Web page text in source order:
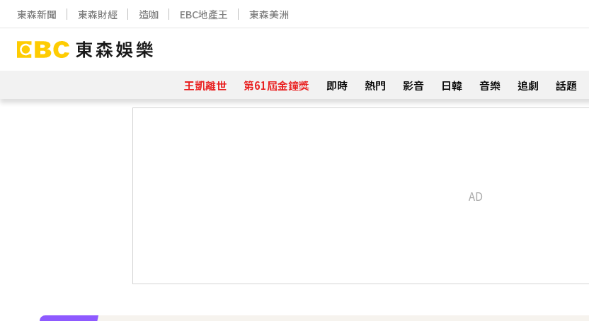
東森新聞 東森財經 造咖 EBC地產王 東森美洲
王凱離世 第61屆金鐘獎 即時 熱門 影音 日韓 音樂 追劇 話題